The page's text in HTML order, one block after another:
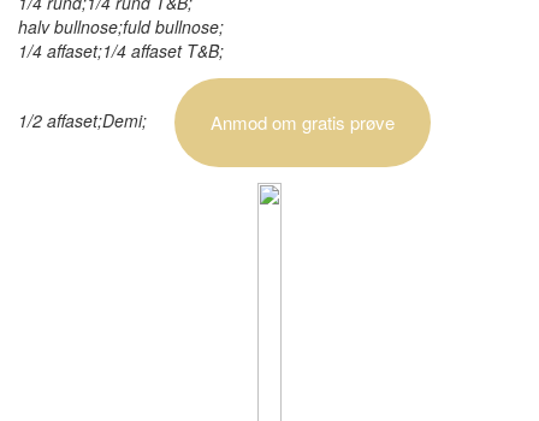
halv bullnose;fuld bullnose;
1/4 affaset;1/4 affaset T&B;
1/2 affaset;Demi; Anmod om gratis prøve